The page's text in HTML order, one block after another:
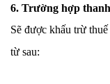
6. Trường hợp
Sẽ được khấu trừ
từ sau: